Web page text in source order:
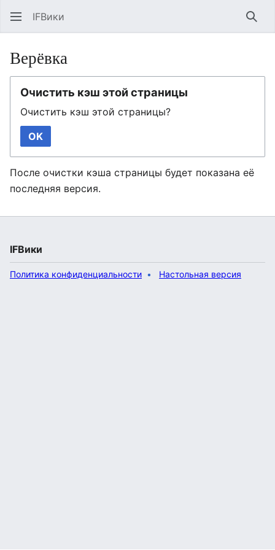
IFВики
Верёвка
Очистить кэш этой страницы
Очистить кэш этой страницы?
OK
После очистки кэша страницы будет показана её
последняя версия.
IFВики
Политика конфиденциальности Настольная версия